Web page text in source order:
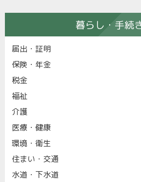
暮らし・手続
届出・証明
保険・年金
税金
福祉
介護
医療・健康
環境・衛生
住まい・交通
水道・下水道